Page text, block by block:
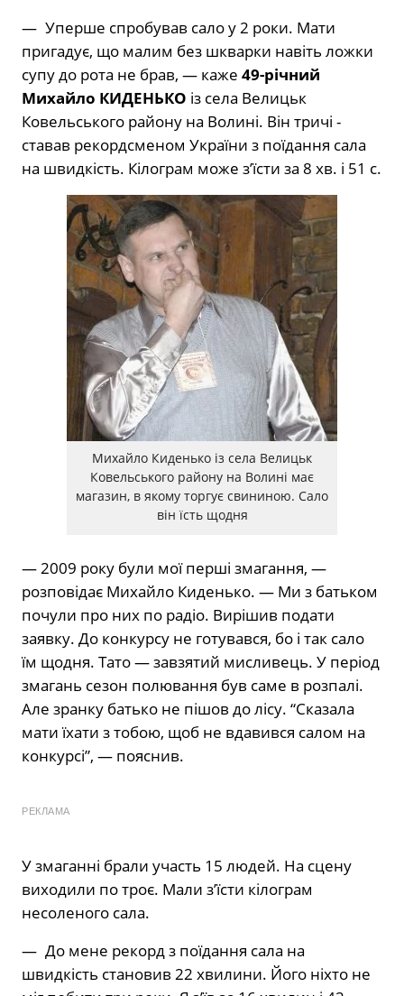
— Уперше спробував сало у 2 роки. Мати
пригадує, що малим без шкварки навіть ложки
супу до рота не брав, — каже 49-річний
Михайло КИДЕНЬКО із села Велицьк
Ковельського району на Волині. Він тричі ­
ставав рекордсменом України з поїдання сала
на швидкість. ­Кілограм може з’їсти за 8 хв. і 51 с.
Михайло Киденько із села Велицьк
Ковельського району на Волині має
магазин, в якому торгує свининою. Сало
він їсть щодня
— 2009 року були мої перші змагання, —
розповідає Михайло Киденько. — Ми з батьком
почули про них по радіо. Вирішив подати
заявку. До конкурсу не готувався, бо і так сало
їм щодня. Тато — завзятий мисливець. У період
змагань сезон полювання був саме в розпалі.
Але зранку батько не пішов до лісу. “Сказала
мати їхати з тобою, щоб не вдавився салом на
конкурсі”, — пояснив.
РЕКЛАМА
У змаганні брали участь 15 людей. На сцену
виходили по троє. Мали з’їсти кілограм
несоленого сала.
— До мене рекорд з поїдання сала на
швидкість становив 22 хвилини. Його ніхто не